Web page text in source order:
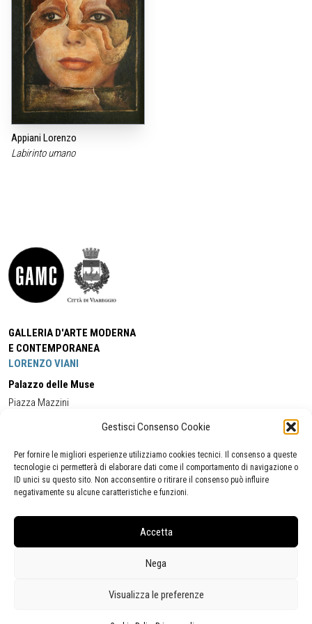
Gestisci Consenso Cookie
Per fornire le migliori esperienze utilizziamo cookies tecnici. Il consenso a queste
tecnologie ci permetterà di elaborare dati come il comportamento di navigazione o
ID unici su questo sito. Non acconsentire o ritirare il consenso può influire
negativamente su alcune caratteristiche e funzioni.
Accetta
Nega
Visualizza le preferenze
Appiani Lorenzo
Labirinto umano
GALLERIA D'ARTE MODERNA
E CONTEMPORANEA
LORENZO VIANI
Palazzo delle Muse
Piazza Mazzini
Cell:+39 338 5714978 (orario apertura Galleria)
Tel:
+39 0584 944580
(orario 09.00/13.00)
Email:gamc@comune.viareggio.lu.it
Segnalazione di inaccessibilità